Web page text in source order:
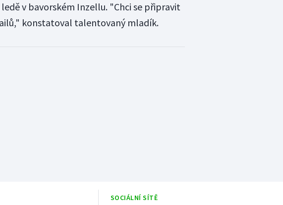
v bavorském Inzellu. "Chci se připravit
konstatoval talentovaný mladík.
SOCIÁLNÍ SÍTĚ